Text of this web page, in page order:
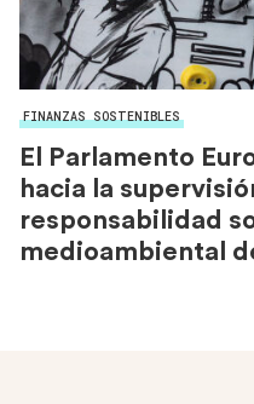
FINANZAS SOSTENIBLES
El Parlamento
hacia la
responsabilidad
medioambiental